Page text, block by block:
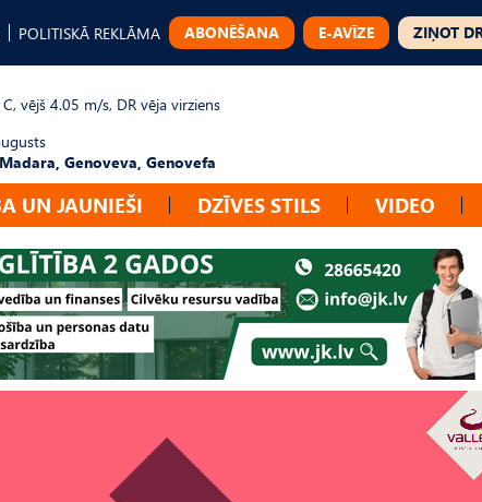
POLITISKĀ REKLĀMA ABONĒŠANA E-AVĪZE ZIŅOT
vējš 4.05 m/s, DR vēja virziens
Madara, Genoveva, Genovefa
UN JAUNIEŠI DZĪVES STILS VIDEO